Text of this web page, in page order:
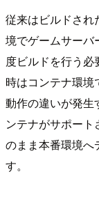
従来はビルドされ
境でゲームサーバ
度ビルドを行う
時はコンテナ環境
動作の違いが発生
ンテナがサポー
のまま本番環境へ
す。